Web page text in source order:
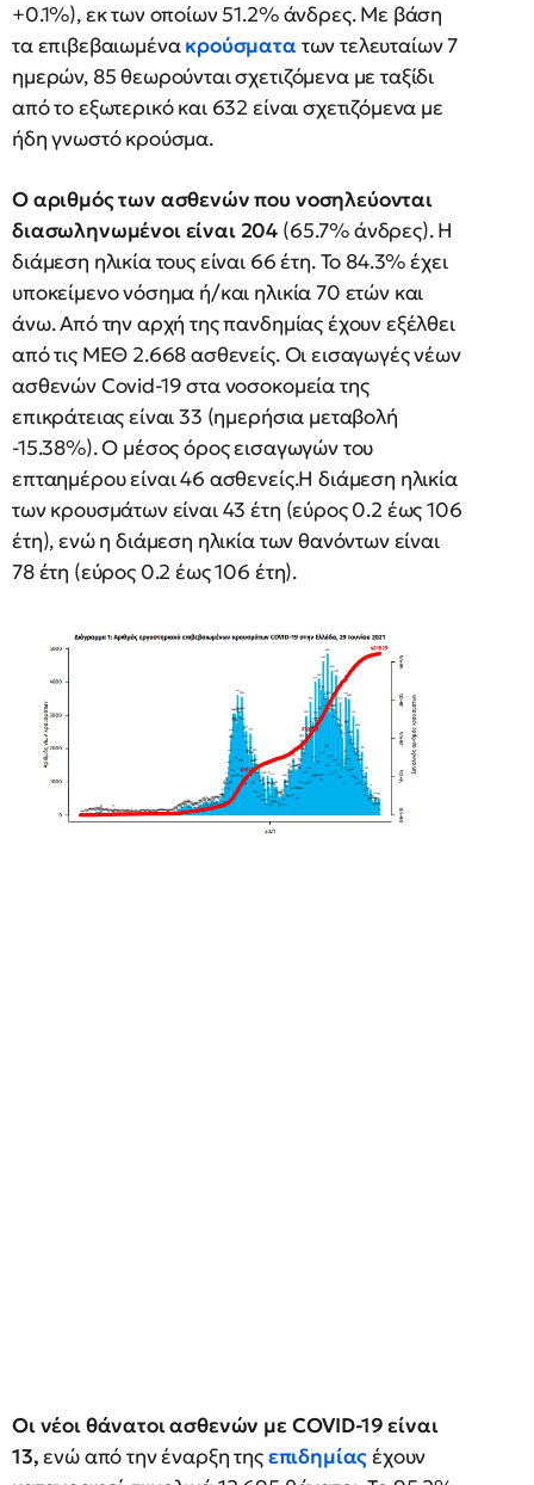
+0.1%), εκ των οποίων 51.2% άνδρες. Με βάση
τα επιβεβαιωμένακρούσματα των τελευταίων 7
ημερών, 85 θεωρούνται σχετιζόμενα με ταξίδι
από το εξωτερικό και 632 είναι σχετιζόμενα με
ήδη γνωστό κρούσμα.
Ο αριθμός των ασθενών που νοσηλεύονται
διασωληνωμένοι είναι 204 (65.7% άνδρες). Η
διάμεση ηλικία τους είναι 66 έτη. To 84.3% έχει
υποκείμενο νόσημα ή/και ηλικία 70 ετών και
άνω. Από την αρχή της πανδημίας έχουν εξέλθει
από τις ΜΕΘ 2.668 ασθενείς. Οι εισαγωγές νέων
ασθενών Covid-19 στα νοσοκομεία της
επικράτειας είναι 33 (ημερήσια μεταβολή
-15.38%). Ο μέσος όρος εισαγωγών του
επταημέρου είναι 46 ασθενείς.Η διάμεση ηλικία
των κρουσμάτων είναι 43 έτη (εύρος 0.2 έως 106
έτη), ενώ η διάμεση ηλικία των θανόντων είναι
78 έτη (εύρος 0.2 έως 106 έτη).
Οι νέοι θάνατοι ασθενών με COVID-19 είναι
13,ενώ από την έναρξη τηςεπιδημίαςέχουν